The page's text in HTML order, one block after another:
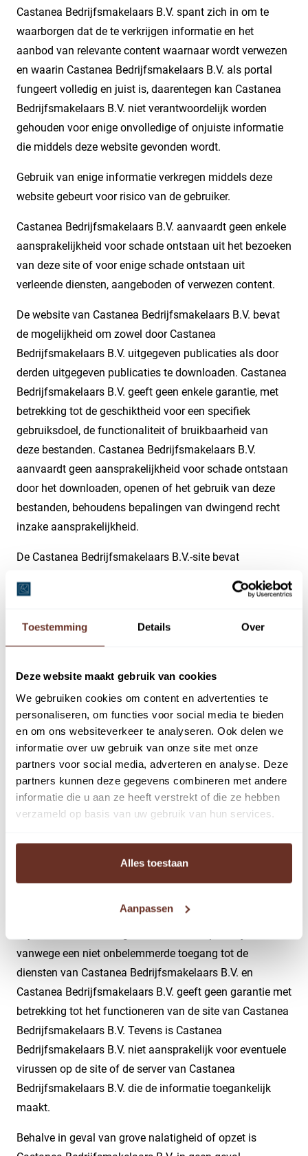
Toestemming Details Over
Deze website maakt gebruik van cookies
We gebruiken cookies om content en advertenties te
personaliseren, om functies voor social media te bieden
en om ons websiteverkeer te analyseren. Ook delen we
informatie over uw gebruik van onze site met onze
partners voor social media, adverteren en analyse. Deze
partners kunnen deze gegevens combineren met andere
informatie die u aan ze heeft verstrekt of die ze hebben
verzameld op basis van uw gebruik van hun services.
Alles toestaan
Aanpassen
Castanea Bedrijfsmakelaars B.V. spant zich in om te
waarborgen dat de te verkrijgen informatie en het
aanbod van relevante content waarnaar wordt verwezen
en waarin Castanea Bedrijfsmakelaars B.V. als portal
fungeert volledig en juist is, daarentegen kan Castanea
Bedrijfsmakelaars B.V. niet verantwoordelijk worden
gehouden voor enige onvolledige of onjuiste informatie
die middels deze website gevonden wordt.
Gebruik van enige informatie verkregen middels deze
website gebeurt voor risico van de gebruiker.
Castanea Bedrijfsmakelaars B.V. aanvaardt geen enkele
aansprakelijkheid voor schade ontstaan uit het bezoeken
van deze site of voor enige schade ontstaan uit
verleende diensten, aangeboden of verwezen content.
De website van Castanea Bedrijfsmakelaars B.V. bevat
de mogelijkheid om zowel door Castanea
Bedrijfsmakelaars B.V. uitgegeven publicaties als door
derden uitgegeven publicaties te downloaden. Castanea
Bedrijfsmakelaars B.V. geeft geen enkele garantie, met
betrekking tot de geschiktheid voor een specifiek
gebruiksdoel, de functionaliteit of bruikbaarheid van
deze bestanden. Castanea Bedrijfsmakelaars B.V.
aanvaardt geen aansprakelijkheid voor schade ontstaan
door het downloaden, openen of het gebruik van deze
bestanden, behoudens bepalingen van dwingend recht
inzake aansprakelijkheid.
De Castanea Bedrijfsmakelaars B.V.-site bevat
het domein van Castanea Bedrijfsmakelaars B.V. liggen.
te goeder trouw geselecteerd voor de doelgroepen van
Bedrijfsmakelaars B.V. is niet verantwoordelijk voor de
inhoud of beschikbaarheid van deze sites of bronnen.
Castanea Bedrijfsmakelaars B.V. geeft geen garantie
noch aanvaardt zij enigerlei aansprakelijkheid met
betrekking tot de inhoud, data, adviezen, verklaringen,
software, producten of ander materiaal op dergelijke
sites of bronnen.
Het technisch functioneren van de internetverbindingen
internetverbinding. Castanea Bedrijfsmakelaars B.V.
internetleverancier. Castanea Bedrijfsmakelaars B.V.
vanwege een niet onbelemmerde toegang tot de
diensten van Castanea Bedrijfsmakelaars B.V. en
Castanea Bedrijfsmakelaars B.V. geeft geen garantie met
betrekking tot het functioneren van de site van Castanea
Bedrijfsmakelaars B.V. Tevens is Castanea
Bedrijfsmakelaars B.V. niet aansprakelijk voor eventuele
virussen op de site of de server van Castanea
Bedrijfsmakelaars B.V. die de informatie toegankelijk
maakt.
Behalve in geval van grove nalatigheid of opzet is